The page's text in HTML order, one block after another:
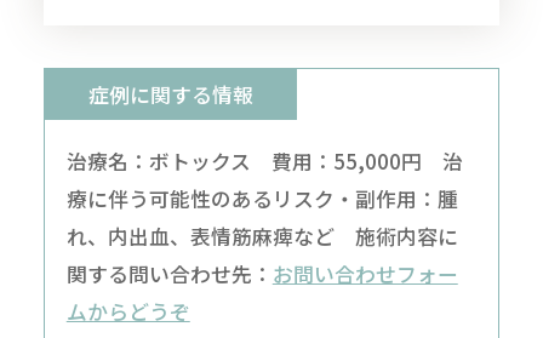
症例に関する情報
治療名：ボトックス 費用：55,000円 治
療に伴う可能性のあるリスク・副作用：腫
れ、内出血、表情筋麻痺など 施術内容に
関する問い合わせ先： お問い合わせフォー
ムからどうぞ